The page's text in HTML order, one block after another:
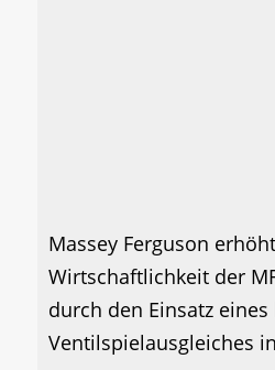
Massey Ferguson
Wirtschaftlichkeit der
durch den Einsatz
Ventilspielausgleiches